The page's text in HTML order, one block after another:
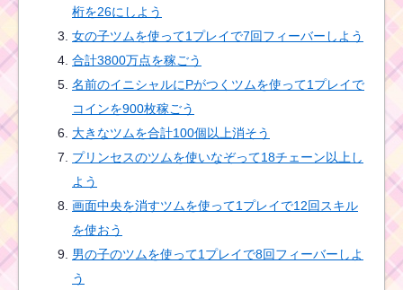
桁を26にしよう
女の子ツムを使って1プレイで7回フィーバーしよう
合計3800万点を稼ごう
名前のイニシャルにPがつくツムを使って1プレイで
コインを900枚稼ごう
大きなツムを合計100個以上消そう
プリンセスのツムを使いなぞって18チェーン以上し
よう
画面中央を消すツムを使って1プレイで12回スキル
を使おう
男の子のツムを使って1プレイで8回フィーバーしよ
う